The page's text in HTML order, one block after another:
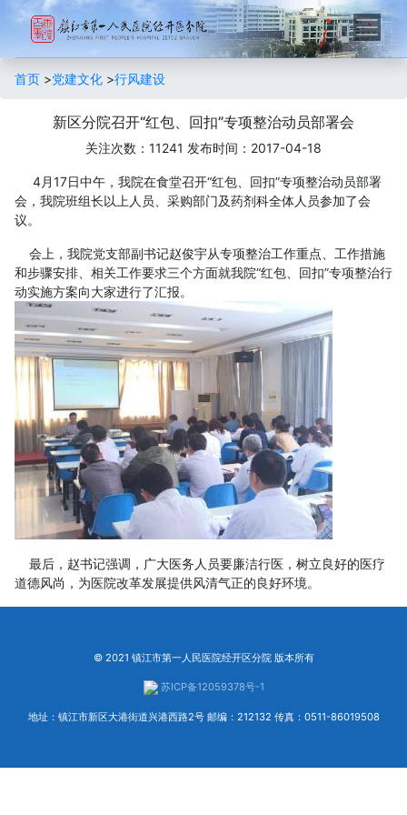
首页 >党建文化 >行风建设
新区分院召开“红包、回扣”专项整治动员部署会
关注次数：11241 发布时间：2017-04-18
4月17日中午，我院在食堂召开“红包、回扣”专项整治动员部署
会，我院班组长以上人员、采购部门及药剂科全体人员参加了会
议。
会上，我院党支部副书记赵俊宇从专项整治工作重点、工作措施
和步骤安排、相关工作要求三个方面就我院“红包、回扣”专项整治行
动实施方案向大家进行了汇报。
最后，赵书记强调，广大医务人员要廉洁行医，树立良好的医疗
道德风尚，为医院改革发展提供风清气正的良好环境。
© 2021 镇江市第一人民医院经开区分院 版本所有
苏ICP备12059378号-1
地址：镇江市新区大港街道兴港西路2号 邮编：212132 传真：0511-86019508